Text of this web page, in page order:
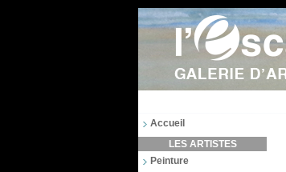
Accueil
LES ARTISTES
Peinture